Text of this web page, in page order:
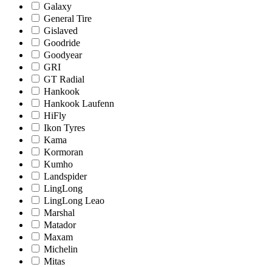
Galaxy
General Tire
Gislaved
Goodride
Goodyear
GRI
GT Radial
Hankook
Hankook Laufenn
HiFly
Ikon Tyres
Kama
Kormoran
Kumho
Landspider
LingLong
LingLong Leao
Marshal
Matador
Maxam
Michelin
Mitas